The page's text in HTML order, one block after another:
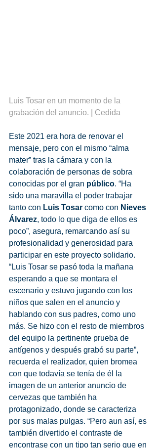
Luis Tosar en un momento de la
grabación del anuncio. | Cedida
Este 2021 era hora de renovar el
mensaje, pero con el mismo “alma
mater” tras la cámara y con la
colaboración de personas de sobra
conocidas por el gran público. “Ha
sido una maravilla el poder trabajar
tanto con Luis Tosar como con Nieves
Álvarez, todo lo que diga de ellos es
poco”, asegura, remarcando así su
profesionalidad y generosidad para
participar en este proyecto solidario.
“Luis Tosar se pasó toda la mañana
esperando a que se montara el
escenario y estuvo jugando con los
niños que salen en el anuncio y
hablando con sus padres, como uno
más. Se hizo con el resto de miembros
del equipo la pertinente prueba de
antígenos y después grabó su parte”,
recuerda el realizador, quien bromea
con que todavía se tenía de él la
imagen de un anterior anuncio de
cervezas que también ha
protagonizado, donde se caracteriza
por sus malas pulgas. “Pero aun así, es
también divertido el contraste de
encontrase con un tipo tan serio que en